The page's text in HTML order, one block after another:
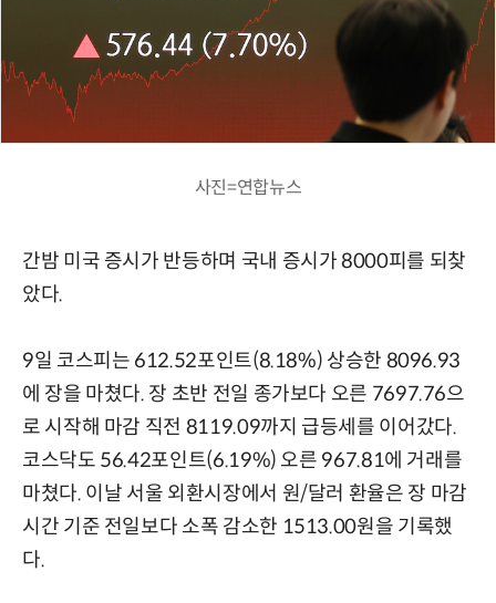
사진=연합뉴스
간밤 미국 증시가 반등하며 국내 증시가 8000피를 되찾
았다.
9일 코스피는 612.52포인트(8.18%) 상승한 8096.93
에 장을 마쳤다. 장 초반 전일 종가보다 오른 7697.76으
로 시작해 마감 직전 8119.09까지 급등세를 이어갔다.
코스닥도 56.42포인트(6.19%) 오른 967.81에 거래를
마쳤다. 이날 서울 외환시장에서 원/달러 환율은 장 마감
시간 기준 전일보다 소폭 감소한 1513.00원을 기록했
다.